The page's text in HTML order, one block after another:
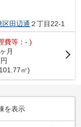
区田辺通 ２丁目22-1
費等：- )
月
㎡)
を表示